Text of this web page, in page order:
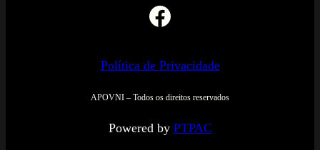
Facebook
Política de Privacidade
APOVNI – Todos os direitos reservados
Powered by PTPAC